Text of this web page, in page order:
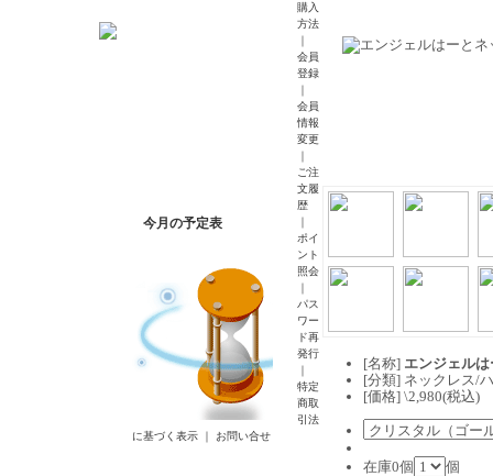
今月の予定表
[名称] エンジェル
[分類] ネックレス/
[価格] \2,980(税込)
在庫0個
個
購入
方法
｜
会員
登録
｜
会員
情報
変更
｜
ご注
文履
歴
｜
ポイ
ント
照会
｜
パス
ワー
ド再
発行
｜
特定
商取
引法
に基づく表示 ｜ お問い合せ